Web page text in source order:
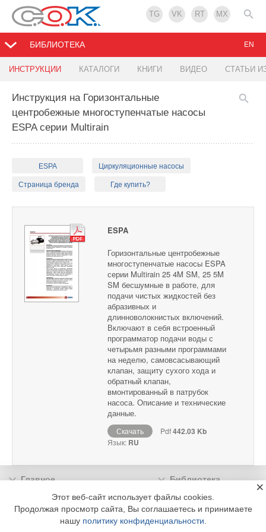
TG VK RT MX
БИБЛИОТЕКА
ИНСТРУКЦИИ КАТАЛОГИ КНИГИ ВИДЕО СТАТЬИ
EN
Инструкция на Горизонтальные
центробежные многоступенчатые насосы
ESPA серии Multirain
ESPA Циркуляционные насосы
Страница бренда Где купить?
ESPA
Горизонтальные центробежные
многоступенчатые насосы ESPA
серии Multirain 25 4M SM, 25 5M
SM бесшумные в работе, для
подачи чистых жидкостей без
абразивных и
длинноволокнистых включений.
Включают в себя встроенный
программатор подачи воды с
четырьмя разными программами
на неделю, самовсасывающий
клапан, защиту сухого хода и
обратный клапан,
вмонтированный в патрубок
насоса. Описание и технические
данные.
Скачать Pdf442.03 Kb
Язык: RU
Главное
Библиотека
Подписка
Реклама
Информация
Этот веб-сайт использует файлы cookies.
Продолжая просмотр сайта, Вы соглашаетесь и принимаете
нашу политику конфиденциальности
×